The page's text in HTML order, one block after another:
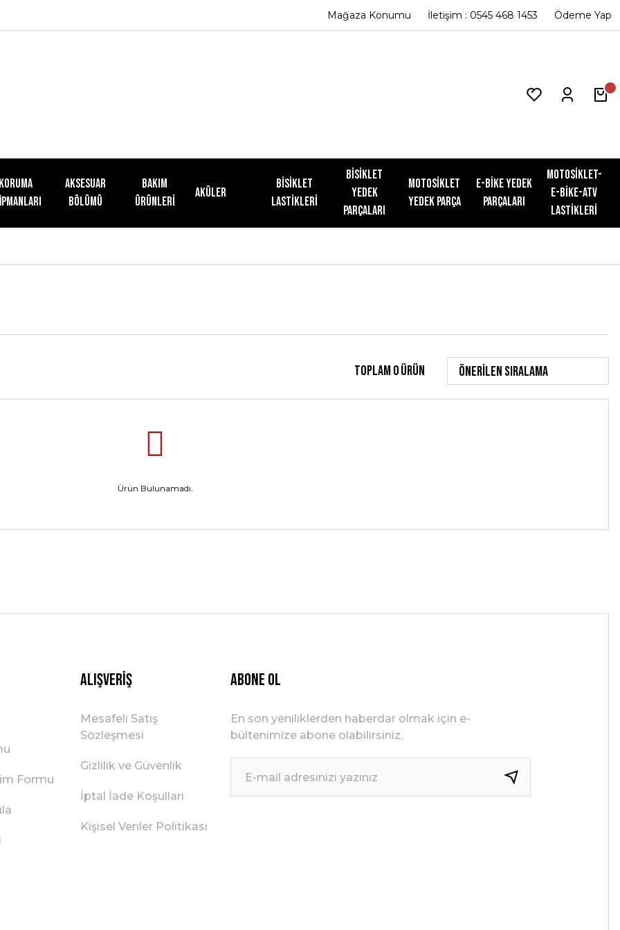
Mağaza Konumu İletişim : 0545 468 1453 Ödeme Yap
KORUMA
AKSESUAR
BÖLÜMÜ
Bakım
Ürünleri
Aküler
Bisiklet
Lastikleri
Bisiklet
Yedek
Parçaları
Motosiklet
Yedek Parça
E-Bike Yedek
Parçaları
Motosiklet-
E-Bike-ATV
Lastikleri
Toplam 0 ürün
Ürün Bulunamadı.
Formu
Alışveriş
Mesafeli Satış
Sözleşmesi
Gizlilik ve Güvenlik
İptal İade Koşullari
Kişisel Veriler Politikası
ABONE OL
En son yeniliklerden haberdar olmak için e-
bültenimize abone olabilirsiniz.